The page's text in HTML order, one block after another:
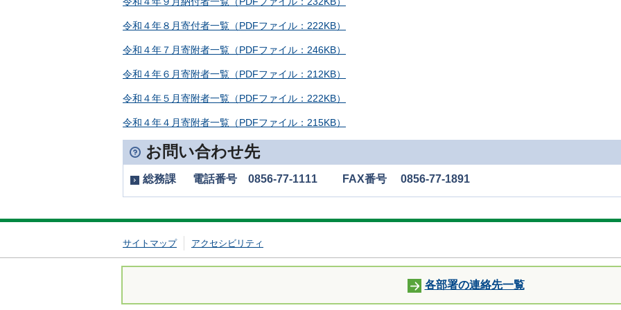
令和４年８月寄付者一覧（PDFファイル：222KB）
令和４年７月寄附者一覧（PDFファイル：246KB）
令和４年６月寄附者一覧（PDFファイル：212KB）
令和４年５月寄附者一覧（PDFファイル：222KB）
令和４年４月寄附者一覧（PDFファイル：215KB）
お問い合わせ先
総務課 電話番号 0856-77-1111 FAX番号 0856-77-1891
サイトマップ アクセシビリティ
各部署の連絡先一覧